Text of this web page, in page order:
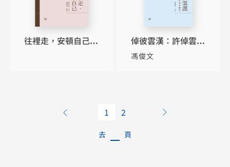
往裡走，安頓自己
倬彼雲漢：許倬雲先
生學思歷程
馮俊文
1 2
去 頁